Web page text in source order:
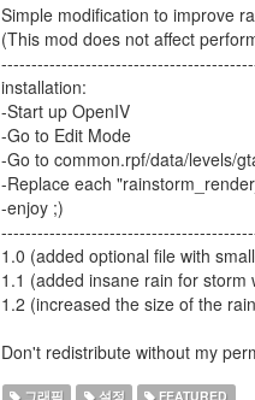
Simple modification to improve
(This mod does not affect
installation:
-Start up OpenIV
-Go to Edit Mode
-Go to common.rpf/data/levels/
-Replace each
-enjoy ;)
1.0 (added optional file with
1.1 (added insane rain for storm
1.2 (increased the size of the
Don't redistribute without my
그래픽 설정 FEATURED